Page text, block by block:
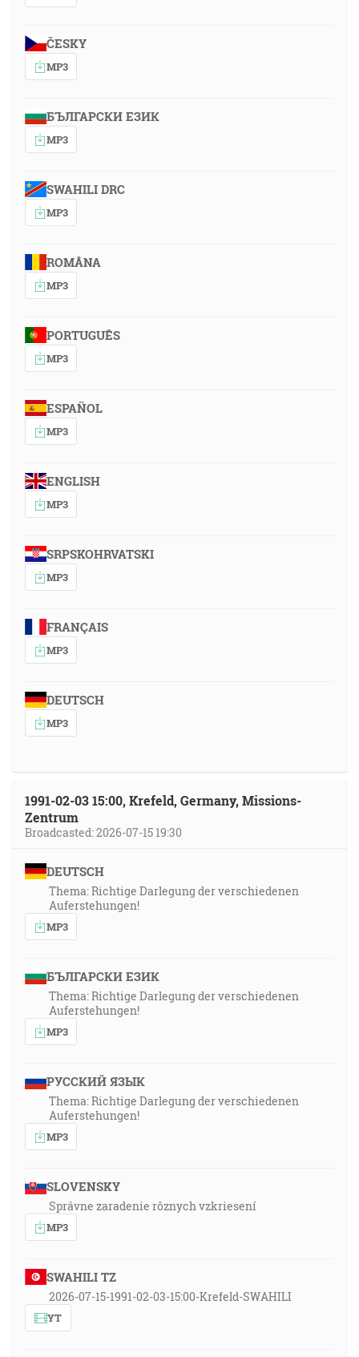
ČESKY
MP3
БЪЛГАРСКИ ЕЗИК
MP3
SWAHILI DRC
MP3
ROMÂNA
MP3
PORTUGUÊS
MP3
ESPAÑOL
MP3
ENGLISH
MP3
SRPSKOHRVATSKI
MP3
FRANÇAIS
MP3
DEUTSCH
MP3
1991-02-03 15:00, Krefeld, Germany, Missions-
Zentrum
Broadcasted: 2026-07-15 19:30
DEUTSCH
Thema: Richtige Darlegung der verschiedenen
Auferstehungen!
MP3
БЪЛГАРСКИ ЕЗИК
Thema: Richtige Darlegung der verschiedenen
Auferstehungen!
MP3
РУССКИЙ ЯЗЫК
Thema: Richtige Darlegung der verschiedenen
Auferstehungen!
MP3
SLOVENSKY
Správne zaradenie rôznych vzkriesení
MP3
SWAHILI TZ
2026-07-15-1991-02-03-15:00-Krefeld-SWAHILI
YT